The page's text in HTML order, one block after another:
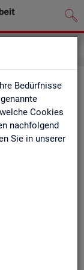
Bedürfnisse
Cookies
nachfolgend
Sie in unserer
der Bun­
(BA)
die Pro­duk­te
der BA und